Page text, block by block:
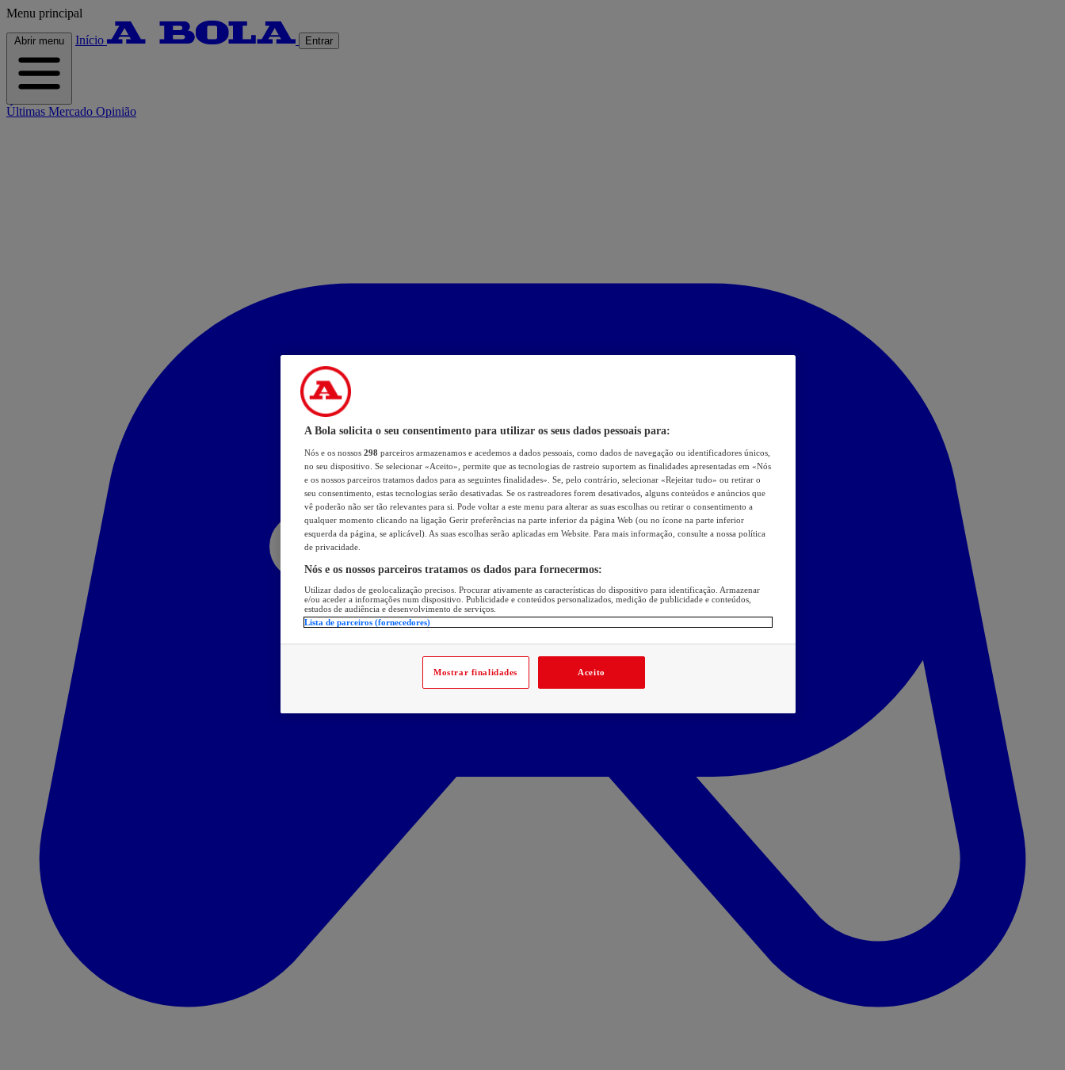
Menu principal
Abrir menu Início Entrar
Últimas Mercado Opinião
A Bola solicita o seu consentimento para utilizar os seus dados pessoais para:
Nós e os nossos 298 parceiros armazenamos e acedemos a dados pessoais, como dados de navegação ou identificadores únicos,
no seu dispositivo. Se selecionar «Aceito», permite que as tecnologias de rastreio suportem as finalidades apresentadas em «Nós
e os nossos parceiros tratamos dados para as seguintes finalidades». Se, pelo contrário, selecionar «Rejeitar tudo» ou retirar o
seu consentimento, estas tecnologias serão desativadas. Se os rastreadores forem desativados, alguns conteúdos e anúncios que
vê poderão não ser tão relevantes para si. Pode voltar a este menu para alterar as suas escolhas ou retirar o consentimento a
qualquer momento clicando na ligação Gerir preferências na parte inferior da página Web (ou no ícone na parte inferior
esquerda da página, se aplicável). As suas escolhas serão aplicadas em Website. Para mais informação, consulte a nossa política
de privacidade.
Nós e os nossos parceiros tratamos os dados para fornecermos:
Utilizar dados de geolocalização precisos. Procurar ativamente as características do dispositivo para identificação. Armazenar
e/ou aceder a informações num dispositivo. Publicidade e conteúdos personalizados, medição de publicidade e conteúdos,
estudos de audiência e desenvolvimento de serviços.
Lista de parceiros (fornecedores)
Mostrar finalidades Aceito